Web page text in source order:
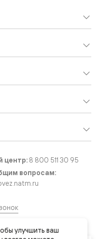
центр: 8 800 511 30 95
вопросам:
улучшить ваш